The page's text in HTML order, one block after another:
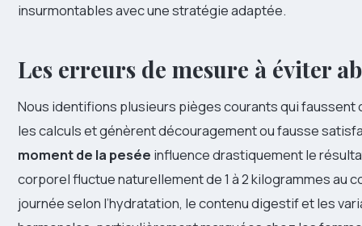
insurmontables avec une stratégie adaptée.
Les erreurs de mesure à éviter
Nous identifions plusieurs pièges courants qui
les calculs et génèrent découragement ou fausse
moment de la pesée influence drastiquement le
corporel fluctue naturellement de 1 à 2 kilogrammes au
journée selon l’hydratation, le contenu digestif et les